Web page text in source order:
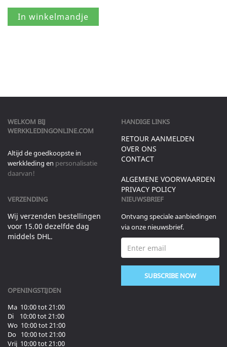
WELKOM BIJ
WERKKLEDINGONLINE.COM
Altijd de goedkoopste in
werkkleding en personalisatie
daarvan!
HANDIGE LINKS
RETOUR AANMELDEN
OVER ONS
CONTACT
ALGEMENE VOORWAARDEN
PRIVACY POLICY
VERZENDING
Wij verzenden bestellingen
voor 15.00 dezelfde dag
middels DHL.
NIEUWSBRIEF
Ontvang speciale aanbiedingen
via onze nieuwsbrief.
SUBSCRIBE NOW
OPENINGSTIJDEN
Ma 10:00 tot 21:00
Di 10:00 tot 21:00
Wo 10:00 tot 21:00
Do 10:00 tot 21:00
Vrij 10:00 tot 21:00